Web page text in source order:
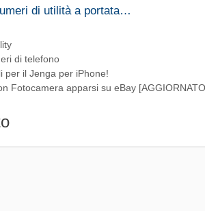
di utilità a portata…
di telefono
per il Jenga per iPhone!
Fotocamera apparsi su eBay